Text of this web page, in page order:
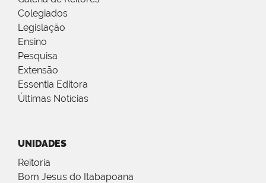
Colegiados
Legislação
Ensino
Pesquisa
Extensão
Essentia Editora
Últimas Notícias
UNIDADES
Reitoria
Bom Jesus do Itabapoana